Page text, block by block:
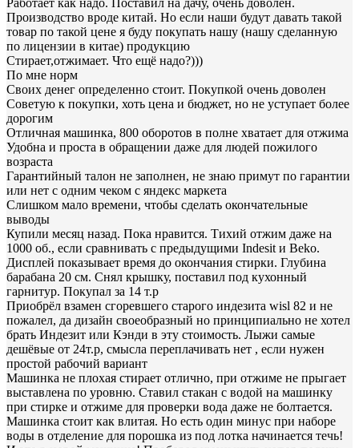
Производство вроде китай. Но если наши будут давать такой
товар по такой цене я буду покупать нашу (нашу сделанную
по лицензии в китае) продукцию
Стирает,отжимает. Что ещё надо?)))
По мне норм
Своих денег определенно стоит. Покупкой очень доволен
Советую к покупки, хоть цена и бюджет, но не уступает более
дорогим
Отличная машинка, 800 оборотов в полне хватает для отжима
Удобна и проста в обращении даже для людей пожилого
возраста
Гарантийный талон не заполнен, не знаю примут по гарантии
или нет с одним чеком с яндекс маркета
Слишком мало времени, чтобы сделать окончательные
выводы
Купили месяц назад. Пока нравится. Тихий отжим даже на
1000 об., если сравнивать с предыдущими Indesit и Beko.
Дисплей показывает время до окончания стирки. Глубина
барабана 20 см. Снял крышку, поставил под кухонный
гарнитур. Покупал за 14 т.р
Приобрёл взамен сгоревшего старого индезита wisl 82 и не
пожалел, да дизайн своеобразный но принципиально не хотел
брать Индезит или Кэнди в эту стоимость. Лыжи самые
дешёвые от 24т.р, смысла переплачивать нет , если нужен
простой рабочий вариант
Машинка не плохая стирает отлично, при отжиме не прыгает
выставлена по уровню. Ставил стакан с водой на машинку
при стирке и отжиме для проверки вода даже не болтается.
Машинка стоит как влитая. Но есть один минус при наборе
воды в отделение для порошка из под лотка начинается течь!